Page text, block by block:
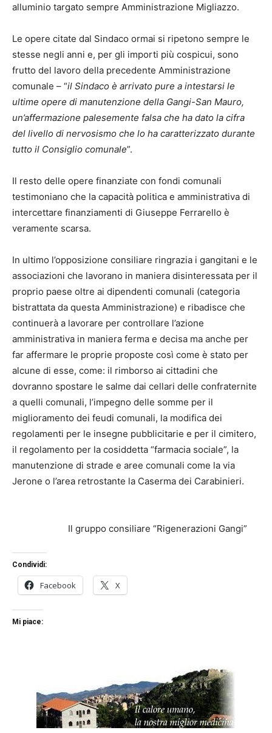
alluminio targato sempre Amministrazione Migliazzo.
Le opere citate dal Sindaco ormai si ripetono sempre le
stesse negli anni e, per gli importi più cospicui, sono
frutto del lavoro della precedente Amministrazione
comunale – “il Sindaco è arrivato pure a intestarsi le
ultime opere di manutenzione della Gangi-San Mauro,
un’affermazione palesemente falsa che ha dato la cifra
del livello di nervosismo che lo ha caratterizzato durante
tutto il Consiglio comunale”.
Il resto delle opere finanziate con fondi comunali
testimoniano che la capacità politica e amministrativa di
intercettare finanziamenti di Giuseppe Ferrarello è
veramente scarsa.
In ultimo l’opposizione consiliare ringrazia i gangitani e le
associazioni che lavorano in maniera disinteressata per il
proprio paese oltre ai dipendenti comunali (categoria
bistrattata da questa Amministrazione) e ribadisce che
continuerà a lavorare per controllare l’azione
amministrativa in maniera ferma e decisa ma anche per
far affermare le proprie proposte così come è stato per
alcune di esse, come: il rimborso ai cittadini che
dovranno spostare le salme dai cellari delle confraternite
a quelli comunali, l’impegno delle somme per il
miglioramento dei feudi comunali, la modifica dei
regolamenti per le insegne pubblicitarie e per il cimitero,
il regolamento per la cosiddetta “farmacia sociale”, la
manutenzione di strade e aree comunali come la via
Jerone o l’area retrostante la Caserma dei Carabinieri.
Il gruppo consiliare “Rigenerazioni Gangi”
Condividi:
Facebook X
Mi piace: